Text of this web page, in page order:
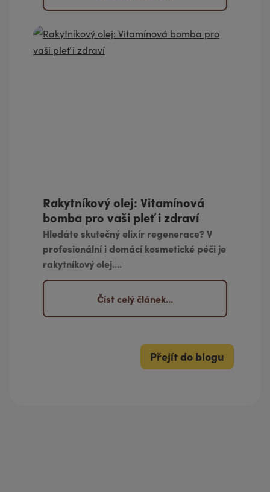
Rakytníkový olej: Vitamínová
bomba pro vaši pleť i zdraví
Hledáte skutečný elixír regenerace? V
profesionální i domácí kosmetické péči je
rakytníkový olej....
Číst celý článek...
Přejít do blogu